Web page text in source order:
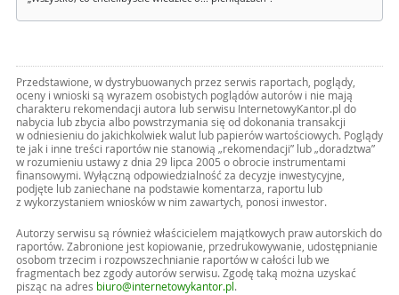
Przedstawione, w dystrybuowanych przez serwis raportach, poglądy,
oceny i wnioski są wyrazem osobistych poglądów autorów i nie mają
charakteru rekomendacji autora lub serwisu InternetowyKantor.pl do
nabycia lub zbycia albo powstrzymania się od dokonania transakcji
w odniesieniu do jakichkolwiek walut lub papierów wartościowych. Poglądy
te jak i inne treści raportów nie stanowią „rekomendacji” lub „doradztwa”
w rozumieniu ustawy z dnia 29 lipca 2005 o obrocie instrumentami
finansowymi. Wyłączną odpowiedzialność za decyzje inwestycyjne,
podjęte lub zaniechane na podstawie komentarza, raportu lub
z wykorzystaniem wniosków w nim zawartych, ponosi inwestor.
Autorzy serwisu są również właścicielem majątkowych praw autorskich do
raportów. Zabronione jest kopiowanie, przedrukowywanie, udostępnianie
osobom trzecim i rozpowszechnianie raportów w całości lub we
fragmentach bez zgody autorów serwisu. Zgodę taką można uzyskać
pisząc na adres biuro@internetowykantor.pl .